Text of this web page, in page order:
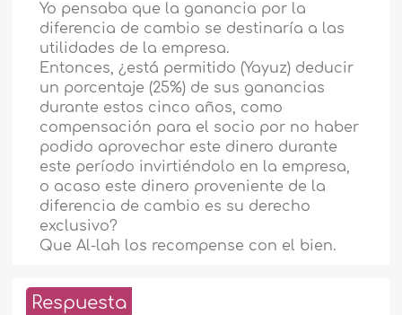
Yo pensaba que la ganancia por la
diferencia de cambio se destinaría a las
utilidades de la empresa.
Entonces, ¿está permitido (Yayuz) deducir
un porcentaje (25%) de sus ganancias
durante estos cinco años, como
compensación para el socio por no haber
podido aprovechar este dinero durante
este período invirtiéndolo en la empresa,
o acaso este dinero proveniente de la
diferencia de cambio es su derecho
exclusivo?
Que Al-lah los recompense con el bien.
Respuesta